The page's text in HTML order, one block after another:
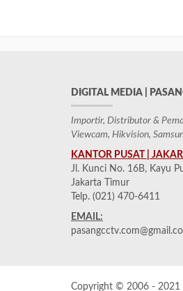
DIGITAL MEDIA |
Importir, Distributor &
Viewcam, Hikvision,
KANTOR PUSAT |
Jl. Kunci No. 16B, Kayu
Jakarta Timur
Telp. (021) 470-6411
EMAIL:
Copyright © 2006 - 2021